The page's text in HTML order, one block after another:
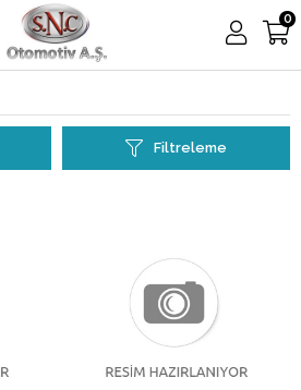
0
Filtreleme